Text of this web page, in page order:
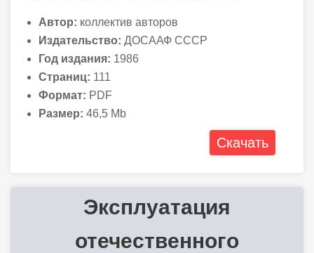
Автор: коллектив авторов
Издательство: ДОСААФ СССР
Год издания: 1986
Страниц: 111
Формат: PDF
Размер: 46,5 Mb
Скачать
Эксплуатация
отечественного